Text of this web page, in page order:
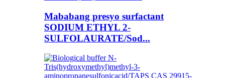
Mababang presyo surfactant
SODIUM ETHYL 2-
SULFOLAURATE/Sod...